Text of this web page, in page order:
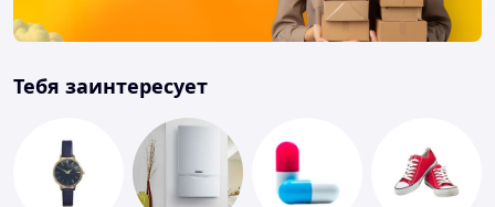
Тебя заинтересует